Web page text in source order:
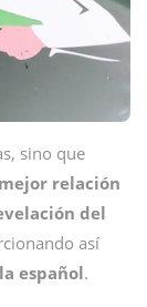
sino que
relación
del
así
español.